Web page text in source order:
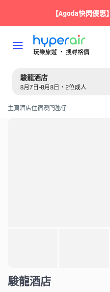
【Agoda快閃優
玩樂旅遊 ‧ 搜尋格價
駿龍酒店
8月7日-8月8日・2位成人
主頁酒店住宿澳門氹仔
駿龍酒店